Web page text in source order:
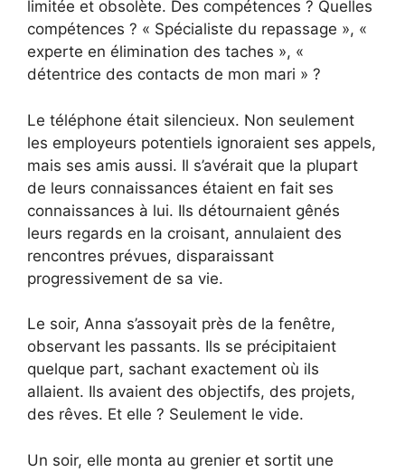
limitée et obsolète. Des compétences ? Quelles
compétences ? « Spécialiste du repassage », «
experte en élimination des taches », «
détentrice des contacts de mon mari » ?
Le téléphone était silencieux. Non seulement
les employeurs potentiels ignoraient ses appels,
mais ses amis aussi. Il s’avérait que la plupart
de leurs connaissances étaient en fait ses
connaissances à lui. Ils détournaient gênés
leurs regards en la croisant, annulaient des
rencontres prévues, disparaissant
progressivement de sa vie.
Le soir, Anna s’assoyait près de la fenêtre,
observant les passants. Ils se précipitaient
quelque part, sachant exactement où ils
allaient. Ils avaient des objectifs, des projets,
des rêves. Et elle ? Seulement le vide.
Un soir, elle monta au grenier et sortit une